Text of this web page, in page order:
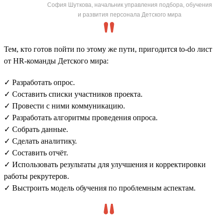
София Шуткова, начальник управления подбора, обучения
и развития персонала Детского мира
Тем, кто готов пойти по этому же пути, пригодится to-do лист
от HR-команды Детского мира:
✓ Разработать опрос.
✓ Составить списки участников проекта.
✓ Провести с ними коммуникацию.
✓ Разработать алгоритмы проведения опроса.
✓ Собрать данные.
✓ Сделать аналитику.
✓ Составить отчёт.
✓ Использовать результаты для улучшения и корректировки
работы рекрутеров.
✓ Выстроить модель обучения по проблемным аспектам.